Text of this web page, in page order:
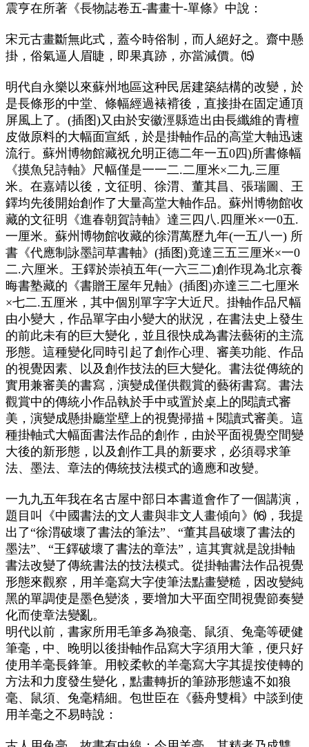
震亨在所著《長物誌卷五-書畫十-單條》中說：
宋元古畫斷無此式，蓋今時俗制，而人絕好之。齋中懸
掛，俗氣逼人眉睫，即果真跡，亦當減價。⒂
明代自永樂以來蘇州地區这种民居建築結構的改變，於
是長條形的中堂、條幅經過裱褙後，直接掛在固定通頂
屏風上了。(插图)又由於安徽涇縣造出由長纖維的青檀
皮做原料的大幅面宣紙，於是掛軸作品的高堂大軸迅速
流行。蘇州博物館藏祝允明正德二年一五0四)所書條幅
《摸魚兒詩軸》尺幅僅是一一二.二厘米×二九.三厘
米。在嘉靖以後，文征明、徐渭、董其昌、張瑞圖、王
鐸均先後開始創作了大量高堂大軸作品。蘇州博物館收
藏的文征明《進春朝賀詩軸》達三四八.四厘米×一0五.
一厘米。蘇州博物館收藏的徐渭萬歷九年(一五八一) 所
書《代應制詠墨詞草書軸》(插图)竟達三五三厘米×一0
二.六厘米。王鐸於崇禎五年(一六三二)創作現為北京養
晦書塾藏的《書贈王屋年兄軸》(插图)亦達三二七厘米
×七二.五厘米，其中個別單字字大近尺。掛軸作品尺幅
由小變大，作品單字由小變大的狀況，在書法史上發生
的前此未有的巨大變化，並且很快成為書法藝術的主流
形態。這種變化同時引起了創作心理、審美功能、作品
的視覺因素、以及創作技法的巨大變化。書法從傳統的
實用兼審美的書寫，演變成僅供觀賞的藝術書寫。書法
觀賞中的傳統小作品執於手中或置於桌上的閱讀式審
美，演變成懸掛廳堂壁上的視覺掃描＋閱讀式審美。這
種掛軸式大幅面書法作品的創作，由於平面視覺空間變
大後的新形態，以及創作工具的新要求，必須尋求筆
法、墨法、章法的傳統技法模式的適應和改變。
一九九五年我在名古屋中部日本書道會作了一個講演，
題目叫《中國書法的文人畫與非文人畫傾向》⒃，我提
出了“徐渭破壞了書法的筆法”、“董其昌破壞了書法的
墨法”、“王鐸破壞了書法的章法”，這其實就是說掛軸
書法改變了傳統書法的技法模式。從掛軸書法作品視覺
形態來觀察，用羊毫寫大字使筆法點畫變糙，因改變純
黑的單調使是墨色變淡，要增加大平面空間視覺節奏變
化而使章法變亂。
明代以前，書家所用毛筆多為狼毫、鼠須、兔毫等硬健
筆毫，中、晚明以後掛軸作品寫大字須用大筆，便只好
使用羊毫長鋒筆。用較柔軟的羊毫寫大字其提按使轉的
方法和力度發生變化，點畫轉折的筆跡形態遠不如狼
毫、鼠須、兔毫精細。包世臣在《藝舟雙楫》中談到使
用羊毫之不易時說：